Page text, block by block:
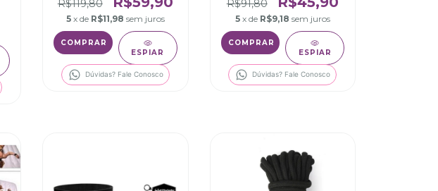
R$119,80
5 x de R$11,98 sem juros
ESPIAR
Dúvidas? Fale Conosco
R$91,80
5 x de R$9,18 sem juros
ESPIAR
Dúvidas? Fale Conosco